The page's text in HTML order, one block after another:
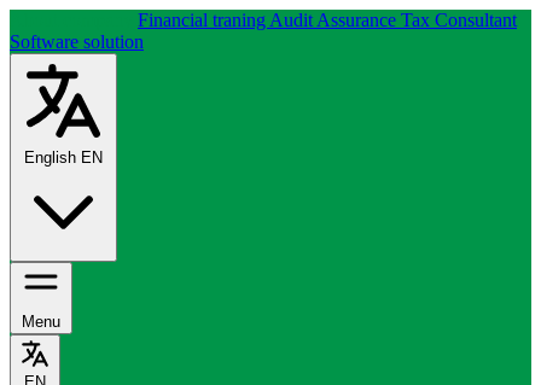
Financial traning Audit Assurance Tax Consultant
Software solution
English EN
Menu